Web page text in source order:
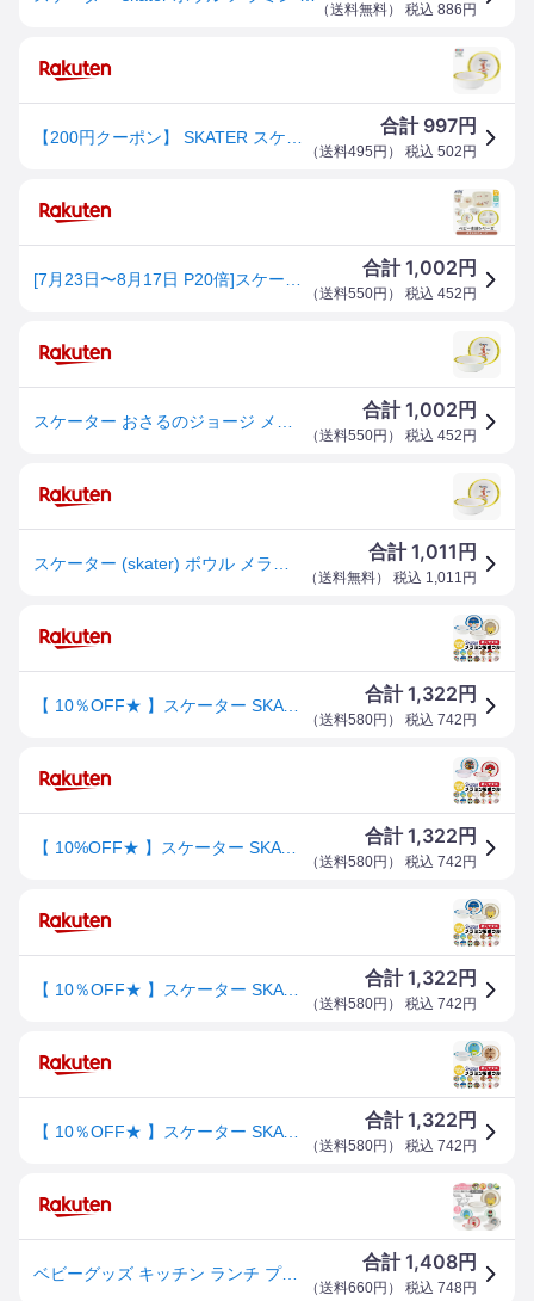
（送料無料） 税込 886 円
合計 997円
（送料495円 ） 税込 502 円
合計1,002 円
（送料550円 ） 税込 452 円
合計1,002 円
（送料550円 ） 税込 452 円
合計1,011 円
（送料無料） 税込 1,011 円
【 10％OFF★ 】スケーター SKATER 食器 子供用食器 子供用 子ども ディズニー 安全 軽量 メラミン製 メラミン食器 かわいい おしゃれ 食洗器対応 お皿 ボウル 茶碗 子供 割れない キャラクター 軽い くまのプーさん BPAフリー BPA-Free
合計1,322 円
（送料580円 ） 税込 742 円
【 10%OFF★ 】スケーター SKATER 食器 子供用食器 子供用 子ども ディズニー 安全 軽量 メラミン製 メラミン食器 かわいい おしゃれ 食洗器対応 お皿 ボウル 茶碗 子供 割れない キャラクター 軽い くまのプーさん BPAフリー BPA-Free
合計1,322 円
（送料580円 ） 税込 742 円
【 10％OFF★ 】スケーター SKATER 食器 子供用食器 子供用 子ども ディズニー 安全 軽量 メラミン製 メラミン食器 かわいい おしゃれ 食洗器対応 お皿 ボウル 茶碗 子供 割れない キャラクター 軽い くまのプーさん BPAフリー BPA-Free
合計1,322 円
（送料580円 ） 税込 742 円
【 10％OFF★ 】スケーター SKATER 食器 子供用食器 子供用 子ども ディズニー 安全 軽量 メラミン製 メラミン食器 かわいい おしゃれ 食洗器対応 お皿 ボウル 茶碗 子供 割れない キャラクター 軽い くまのプーさん BPAフリー BPA-Free
合計1,322 円
（送料580円 ） 税込 742 円
ベビーグッズ キッチン ランチ プチフレンズシリーズ メラミン製ボウル M340 スケーター ミッキー ミニー ドラえもん 1~7営業日出荷
合計1,408円
（送料660円 ） 税込 748 円